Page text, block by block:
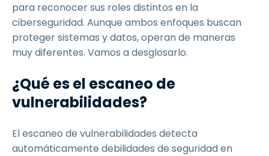
para reconocer sus roles distintos en la
ciberseguridad. Aunque ambos enfoques buscan
proteger sistemas y datos, operan de maneras
muy diferentes. Vamos a desglosarlo.
¿Qué es el escaneo de
vulnerabilidades?
El escaneo de vulnerabilidades detecta
automáticamente debilidades de seguridad en